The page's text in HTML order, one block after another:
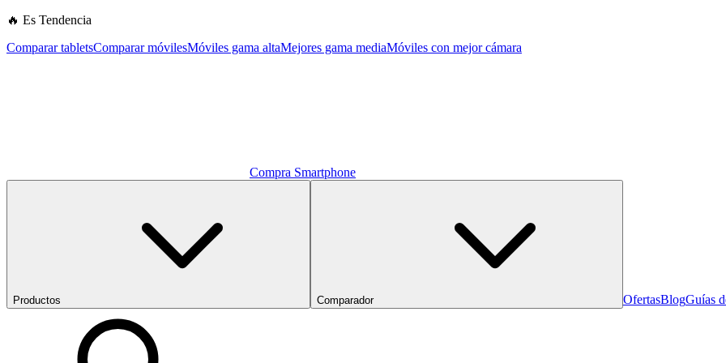
🔥 Es Tendencia
Comparar tabletsComparar móvilesMóviles gama altaMejores gama mediaMóviles con mejor cámara
Compra Smartphone
Productos Comparador OfertasBlogGuías